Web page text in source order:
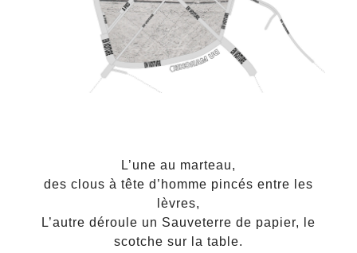
L’une au marteau,
des clous à tête d’homme pincés entre les
lèvres,
L’autre déroule un Sauveterre de papier, le
scotche sur la table.